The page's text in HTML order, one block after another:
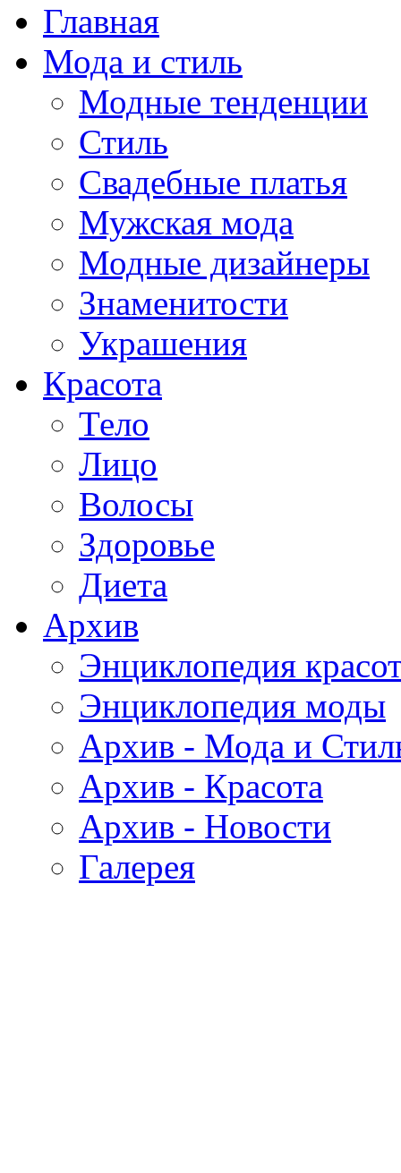
Главная
Мода и стиль
Модные тенденции
Стиль
Свадебные платья
Мужская мода
Модные дизайнеры
Знаменитости
Украшения
Красота
Тело
Лицо
Волосы
Здоровье
Диета
Архив
Энциклопедия
Энциклопедия моды
Архив - Мода и
Архив - Красота
Архив - Новости
Галерея